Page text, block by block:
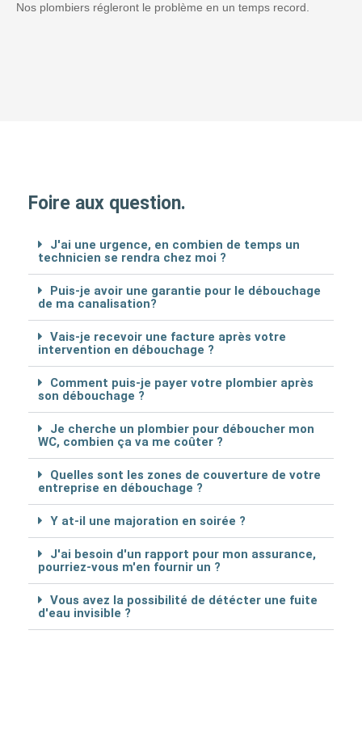
Nos plombiers régleront le problème en un temps record.
Foire aux question.
J'ai une urgence, en combien de temps un
technicien se rendra chez moi ?
Puis-je avoir une garantie pour le débouchage
de ma canalisation?
Vais-je recevoir une facture après votre
intervention en débouchage ?
Comment puis-je payer votre plombier après
son débouchage ?
Je cherche un plombier pour déboucher mon
WC, combien ça va me coûter ?
Quelles sont les zones de couverture de votre
entreprise en débouchage ?
Y at-il une majoration en soirée ?
J'ai besoin d'un rapport pour mon assurance,
pourriez-vous m'en fournir un ?
Vous avez la possibilité de détécter une fuite
d'eau invisible ?